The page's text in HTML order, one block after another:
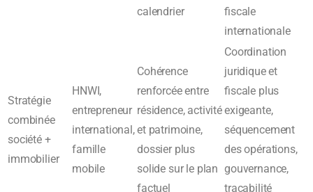
calendrier
fiscale
internationale
Stratégie
combinée
société +
immobilier
HNWI,
entrepreneur
international,
famille
mobile
Cohérence
renforcée entre
résidence, activité
et patrimoine,
dossier plus
solide sur le plan
factuel
Coordination
juridique et
fiscale plus
exigeante,
séquencement
des opérations,
gouvernance,
traçabilité